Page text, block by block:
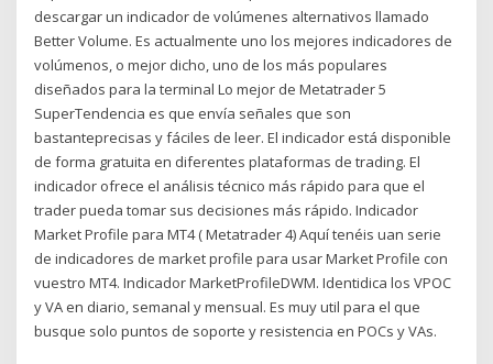
descargar un indicador de volúmenes alternativos llamado
Better Volume. Es actualmente uno los mejores indicadores de
volúmenos, o mejor dicho, uno de los más populares
diseñados para la terminal Lo mejor de Metatrader 5
SuperTendencia es que envía señales que son
bastanteprecisas y fáciles de leer. El indicador está disponible
de forma gratuita en diferentes plataformas de trading. El
indicador ofrece el análisis técnico más rápido para que el
trader pueda tomar sus decisiones más rápido. Indicador
Market Profile para MT4 ( Metatrader 4) Aquí tenéis uan serie
de indicadores de market profile para usar Market Profile con
vuestro MT4. Indicador MarketProfileDWM. Identidica los VPOC
y VA en diario, semanal y mensual. Es muy util para el que
busque solo puntos de soporte y resistencia en POCs y VAs.